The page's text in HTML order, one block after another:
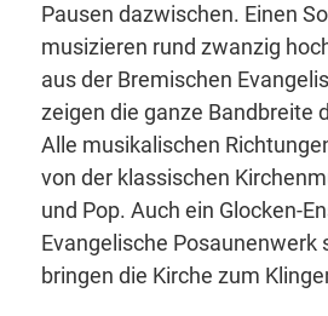
Pausen dazwischen. Einen
musizieren rund zwanzig
aus der Bremischen
zeigen die ganze Bandbreite
Alle musikalischen
von der klassischen
und Pop. Auch ein Glocken-
Evangelische Posaunenwerk
bringen die Kirche zum